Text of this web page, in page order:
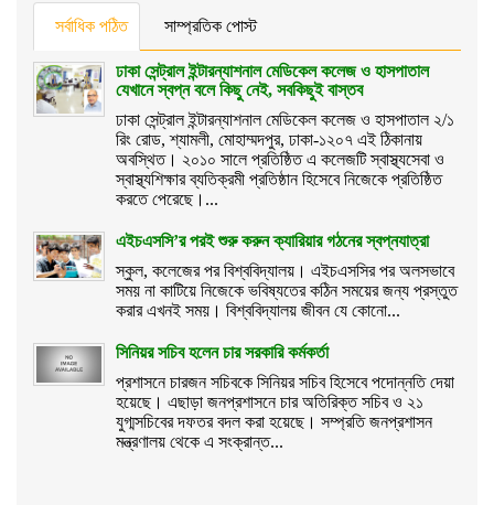
সর্বাধিক পঠিত সাম্প্রতিক পোস্ট
ঢাকা সেন্ট্রাল ইন্টারন্যাশনাল মেডিকেল কলেজ ও হাসপাতাল
যেখানে স্বপ্ন বলে কিছু নেই, সবকিছুই বাস্তব
ঢাকা সেন্ট্রাল ইন্টারন্যাশনাল মেডিকেল কলেজ ও হাসপাতাল ২/১
রিং রোড, শ্যামলী, মোহাম্মদপুর, ঢাকা-১২০৭ এই ঠিকানায়
অবস্থিত। ২০১০ সালে প্রতিষ্ঠিত এ কলেজটি স্বাস্থ্যসেবা ও
স্বাস্থ্যশিক্ষার ব্যতিক্রমী প্রতিষ্ঠান হিসেবে নিজেকে প্রতিষ্ঠিত
করতে পেরেছে।...
এইচএসসি’র পরই শুরু করুন ক্যারিয়ার গঠনের স্বপ্নযাত্রা
স্কুল, কলেজের পর বিশ্ববিদ্যালয়। এইচএসসির পর অলসভাবে
সময় না কাটিয়ে নিজেকে ভবিষ্যতের কঠিন সময়ের জন্য প্রস্তুত
করার এখনই সময়। বিশ্ববিদ্যালয় জীবন যে কোনো...
সিনিয়র সচিব হলেন চার সরকারি কর্মকর্তা
প্রশাসনে চারজন সচিবকে সিনিয়র সচিব হিসেবে পদোন্নতি দেয়া
হয়েছে। এছাড়া জনপ্রশাসনে চার অতিরিক্ত সচিব ও ২১
যুগ্মসচিবের দফতর বদল করা হয়েছে। সম্প্রতি জনপ্রশাসন
মন্ত্রণালয় থেকে এ সংক্রান্ত...